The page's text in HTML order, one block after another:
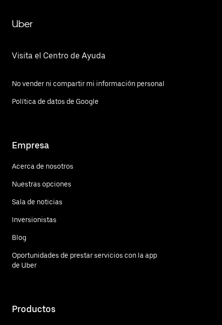
Uber
Visita el Centro de Ayuda
No vender ni compartir mi información personal
Política de datos de Google
Empresa
Acerca de nosotros
Nuestras opciones
Sala de noticias
Inversionistas
Blog
Oportunidades de prestar servicios con la app
de Uber
Productos